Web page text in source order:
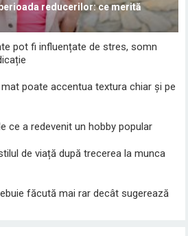
reducerilor: ce merită
pot fi influențate de stres, somn
poate accentua textura chiar și pe
ce a redevenit un hobby popular
de viață după trecerea la munca
făcută mai rar decât sugerează